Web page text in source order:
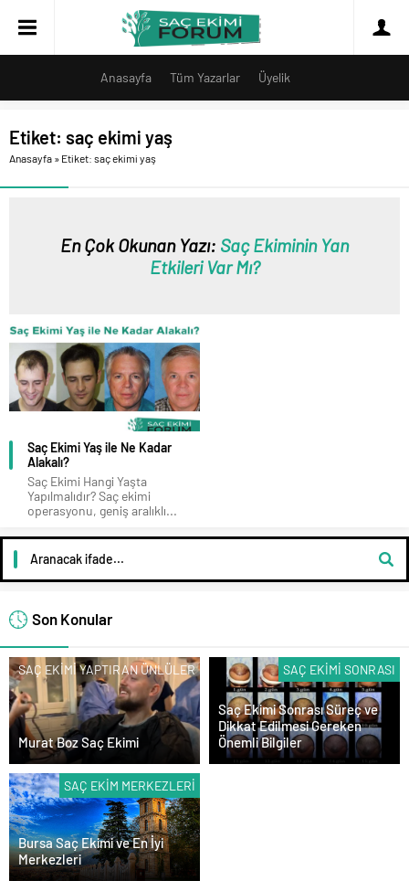
Anasayfa Tüm Yazarlar Üyelik
Etiket: saç ekimi yaş
Anasayfa » Etiket: saç ekimi yaş
En Çok Okunan Yazı: Saç Ekiminin Yan
Etkileri Var Mı?
Saç Ekimi Yaş ile Ne Kadar
Alakalı?
Saç Ekimi Hangi Yaşta
Yapılmalıdır? Saç ekimi
operasyonu, geniş aralıklı...
Son Konular
SAÇ EKIMI YAPTIRAN ÜNLÜLER
Murat Boz Saç Ekimi
SAÇ EKIMI SONRASI
Saç Ekimi Sonrası Süreç ve
Dikkat Edilmesi Gereken
Önemli Bilgiler
SAÇ EKIM MERKEZLERI
Bursa Saç Ekimi ve En İyi
Merkezleri